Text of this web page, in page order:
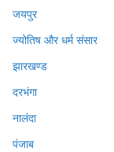
जयपुर
ज्योतिष और धर्म संसार
झारखण्ड
दरभंगा
नालंदा
पंजाब